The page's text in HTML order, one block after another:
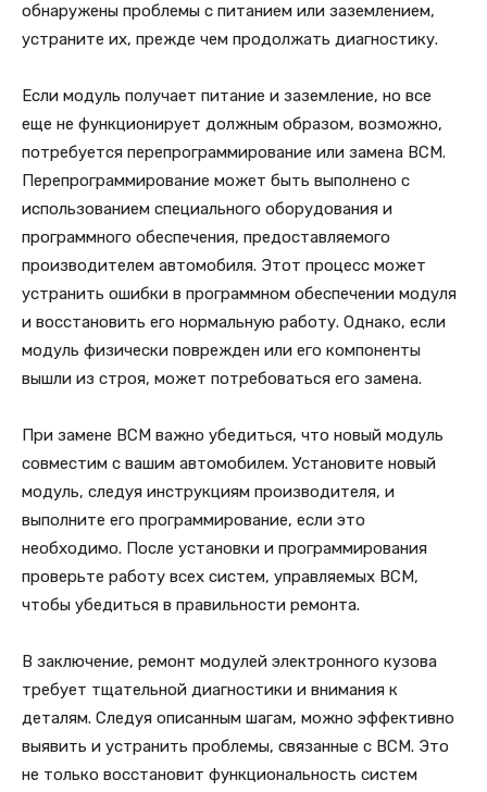
обнаружены проблемы с питанием или заземлением,
устраните их, прежде чем продолжать диагностику.
Если модуль получает питание и заземление, но все
еще не функционирует должным образом, возможно,
потребуется перепрограммирование или замена BCM.
Перепрограммирование может быть выполнено с
использованием специального оборудования и
программного обеспечения, предоставляемого
производителем автомобиля. Этот процесс может
устранить ошибки в программном обеспечении модуля
и восстановить его нормальную работу. Однако, если
модуль физически поврежден или его компоненты
вышли из строя, может потребоваться его замена.
При замене BCM важно убедиться, что новый модуль
совместим с вашим автомобилем. Установите новый
модуль, следуя инструкциям производителя, и
выполните его программирование, если это
необходимо. После установки и программирования
проверьте работу всех систем, управляемых BCM,
чтобы убедиться в правильности ремонта.
В заключение, ремонт модулей электронного кузова
требует тщательной диагностики и внимания к
деталям. Следуя описанным шагам, можно эффективно
выявить и устранить проблемы, связанные с BCM. Это
не только восстановит функциональность систем